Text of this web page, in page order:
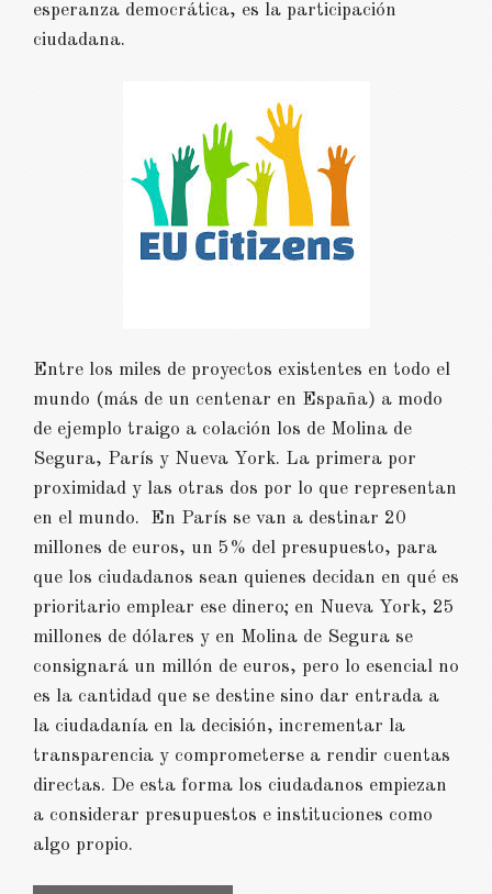
esperanza democrática, es la participación
ciudadana.
Entre los miles de proyectos existentes en todo el
mundo (más de un centenar en España) a modo
de ejemplo traigo a colación los de Molina de
Segura, París y Nueva York. La primera por
proximidad y las otras dos por lo que representan
en el mundo. En París se van a destinar 20
millones de euros, un 5% del presupuesto, para
que los ciudadanos sean quienes decidan en qué es
prioritario emplear ese dinero; en Nueva York, 25
millones de dólares y en Molina de Segura se
consignará un millón de euros, pero lo esencial no
es la cantidad que se destine sino dar entrada a
la ciudadanía en la decisión, incrementar la
transparencia y comprometerse a rendir cuentas
directas. De esta forma los ciudadanos empiezan
a considerar presupuestos e instituciones como
algo propio.